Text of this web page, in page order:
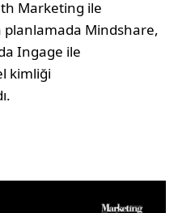
Marketing ile
Mindshare,
Ingage ile
kimliği